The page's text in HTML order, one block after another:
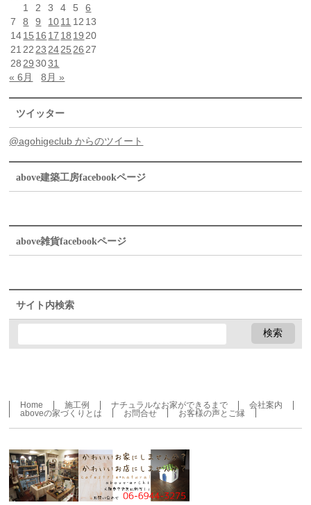
1
2 3 4 5
6
7
8 9 1011 12 13
1415 16 17 18 19 20
21 22 23 2425 26 27
28 29 3031
« 6月
8月 »
ツイッター
@agohigeclub からのツイート
above建築工房facebookページ
above雑貨facebookページ
サイト内検索
Home 施工例 ナチュラルなお家ができるまで
会社案内
aboveの家づくりとは
お問合せ お客様の声とご縁